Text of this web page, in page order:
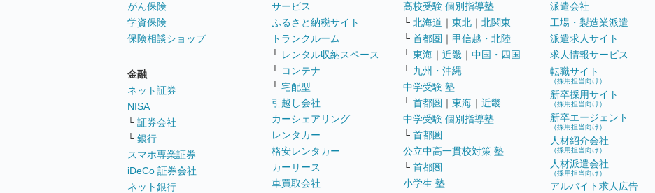
がん保険
学資保険
保険相談ショップ
金融
ネット証券
NISA
└ 証券会社
└ 銀行
スマホ専業証券
iDeCo 証券会社
ネット銀行
サービス
ふるさと納税サイト
トランクルーム
└ レンタル収納スペース
└ コンテナ
└ 宅配型
引越し会社
カーシェアリング
レンタカー
格安レンタカー
カーリース
車買取会社
高校受験 個別指導塾
└ 北海道 ｜ 東北 ｜ 北関東
└ 首都圏 ｜ 甲信越・北陸
└ 東海 ｜ 近畿 ｜ 中国・四国
└ 九州・沖縄
中学受験 塾
└ 首都圏 ｜ 東海 ｜ 近畿
中学受験 個別指導塾
└ 首都圏
公立中高一貫校対策 塾
└ 首都圏
小学生 塾
派遣会社
工場・製造業派遣
派遣求人サイト
求人情報サービス
転職サイト
（採用担当向け）
新卒採用サイト
（採用担当向け）
新卒エージェント
（採用担当向け）
人材紹介会社
（採用担当向け）
人材派遣会社
（採用担当向け）
アルバイト求人広告